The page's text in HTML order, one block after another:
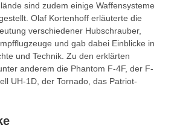
sind zudem einige Waffensysteme
Olaf Kortenhoff erläuterte die
verschiedener Hubschrauber,
und gab dabei Einblicke in
und Technik. Zu den erklärten
anderem die Phantom F-4F, der F-
UH-1D, der Tornado, das Patriot-